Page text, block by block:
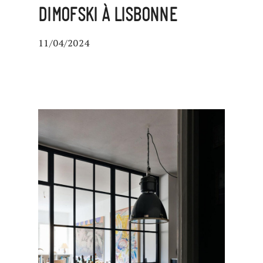
DIMOFSKI À LISBONNE
11/04/2024